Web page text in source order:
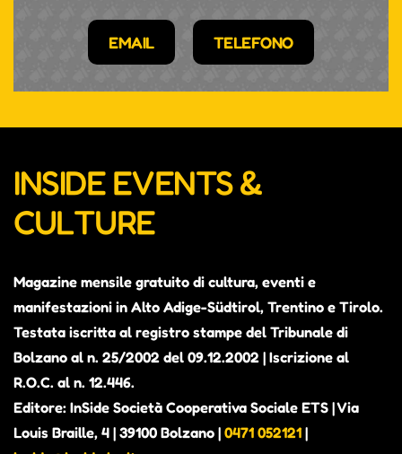
EMAIL TELEFONO
INSIDE EVENTS &
CULTURE
Magazine mensile gratuito di cultura, eventi e
manifestazioni in Alto Adige-Südtirol, Trentino e Tirolo.
Testata iscritta al registro stampe del Tribunale di
Bolzano al n. 25/2002 del 09.12.2002 | Iscrizione al
R.O.C. al n. 12.446.
Editore: InSide Società Cooperativa Sociale ETS | Via
Louis Braille, 4 | 39100 Bolzano | 0471 052121 |